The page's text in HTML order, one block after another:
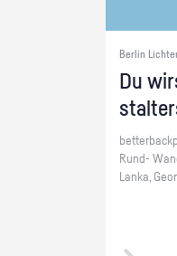
Berlin
Du
Rund-
Lanka,